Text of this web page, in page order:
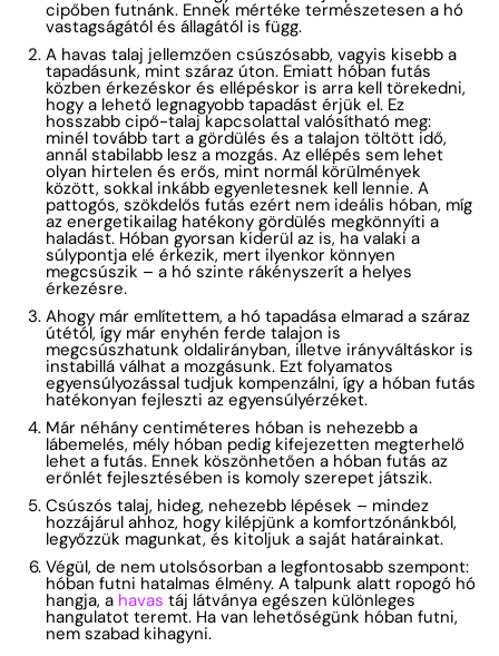
cipőben futnánk. Ennek mértéke természetesen a hó
vastagságától és állagától is függ.
A havas talaj jellemzően csúszósabb, vagyis kisebb a
tapadásunk, mint száraz úton. Emiatt hóban futás
közben érkezéskor és ellépéskor is arra kell törekedni,
hogy a lehető legnagyobb tapadást érjük el. Ez
hosszabb cipő-talaj kapcsolattal valósítható meg:
minél tovább tart a gördülés és a talajon töltött idő,
annál stabilabb lesz a mozgás. Az ellépés sem lehet
olyan hirtelen és erős, mint normál körülmények
között, sokkal inkább egyenletesnek kell lennie. A
pattogós, szökdelős futás ezért nem ideális hóban, míg
az energetikailag hatékony gördülés megkönnyíti a
haladást. Hóban gyorsan kiderül az is, ha valaki a
súlypontja elé érkezik, mert ilyenkor könnyen
megcsúszik – a hó szinte rákényszerít a helyes
érkezésre.
Ahogy már említettem, a hó tapadása elmarad a száraz
útétól, így már enyhén ferde talajon is
megcsúszhatunk oldalirányban, illetve irányváltáskor is
instabillá válhat a mozgásunk. Ezt folyamatos
egyensúlyozással tudjuk kompenzálni, így a hóban futás
hatékonyan fejleszti az egyensúlyérzéket.
Már néhány centiméteres hóban is nehezebb a
lábemelés, mély hóban pedig kifejezetten megterhelő
lehet a futás. Ennek köszönhetően a hóban futás az
erőnlét fejlesztésében is komoly szerepet játszik.
Csúszós talaj, hideg, nehezebb lépések – mindez
hozzájárul ahhoz, hogy kilépjünk a komfortzónánkból,
legyőzzük magunkat, és kitoljuk a saját határainkat.
Végül, de nem utolsósorban a legfontosabb szempont:
hóban futni hatalmas élmény. A talpunk alatt ropogó hó
hangja, a havas táj látványa egészen különleges
hangulatot teremt. Ha van lehetőségünk hóban futni,
nem szabad kihagyni.